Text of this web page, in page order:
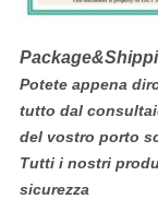
Potete appena
tutto dal
del vostro porto
Tutti i nostri
sicurezza